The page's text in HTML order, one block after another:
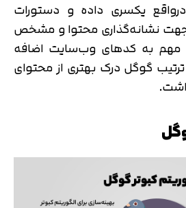
یکسری داده و دستورات
نشانه‌گذاری محتوا و مشخص
به کدهای وب‌سایت اضافه
گوگل درک بهتری از محتوای
تایید کد